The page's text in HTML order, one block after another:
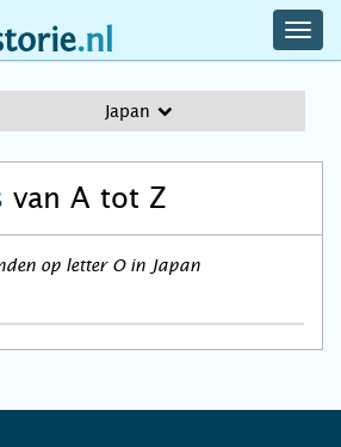
Japan
van A tot Z
op letter O in Japan